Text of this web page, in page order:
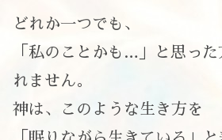
どれか一つでも、
「私のことかも…」と思っ
れません。
神は、このような生き方を